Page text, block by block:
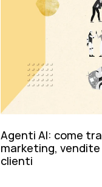
Agenti AI: come
marketing,
clienti